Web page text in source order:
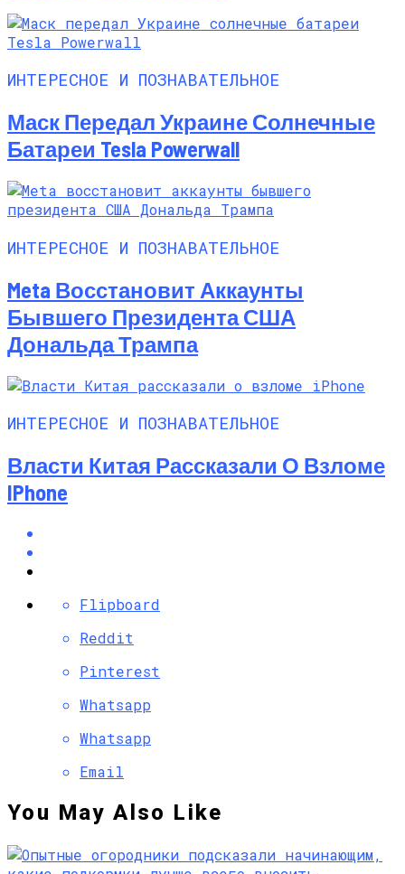
ИНТЕРЕСНОЕ И ПОЗНАВАТЕЛЬНОЕ
Маск Передал Украине Солнечные
Батареи Tesla Powerwall
ИНТЕРЕСНОЕ И ПОЗНАВАТЕЛЬНОЕ
Meta Восстановит Аккаунты
Бывшего Президента США
Дональда Трампа
ИНТЕРЕСНОЕ И ПОЗНАВАТЕЛЬНОЕ
Власти Китая Рассказали О Взломе
IPhone
Flipboard
Reddit
Pinterest
Whatsapp
Whatsapp
Email
You May Also Like